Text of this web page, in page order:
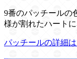
9番のパッチールの
様が割れたハート
パッチールの詳細